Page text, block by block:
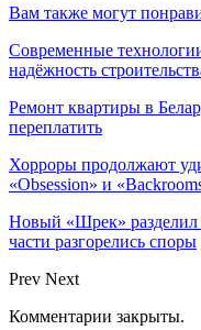
Вам также могут
Современные
надёжность
Ремонт квартиры в
переплатить
Хорроры продолжают
«Obsession» и
Новый «Шрек» разделил
части разгорелись споры
Prev Next
Комментарии закрыты.